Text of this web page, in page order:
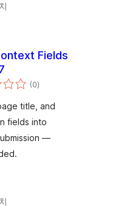
Fields
(0전
체
점
)
title, and
fields into
—